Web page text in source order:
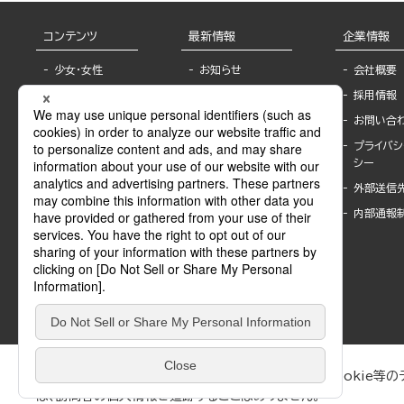
コンテンツ
少女・女性
BL
ライトノベル
青年・一般
グラビア・写真
モーター誌
SPECIAL
Sublicense
最新情報
お知らせ
報
書店様へ
海外ライセンシー
公式SNSアカウ
ント
作家一覧
Keyword list
Author list
企業情報
会社概要
採用情報
お問い合
プライバ
シー
外部送信
内部通報
ぶんか社が運営するサイトでは、利便性向上のためにCookie等
は、訪問者の個人情報を追跡することはありません。